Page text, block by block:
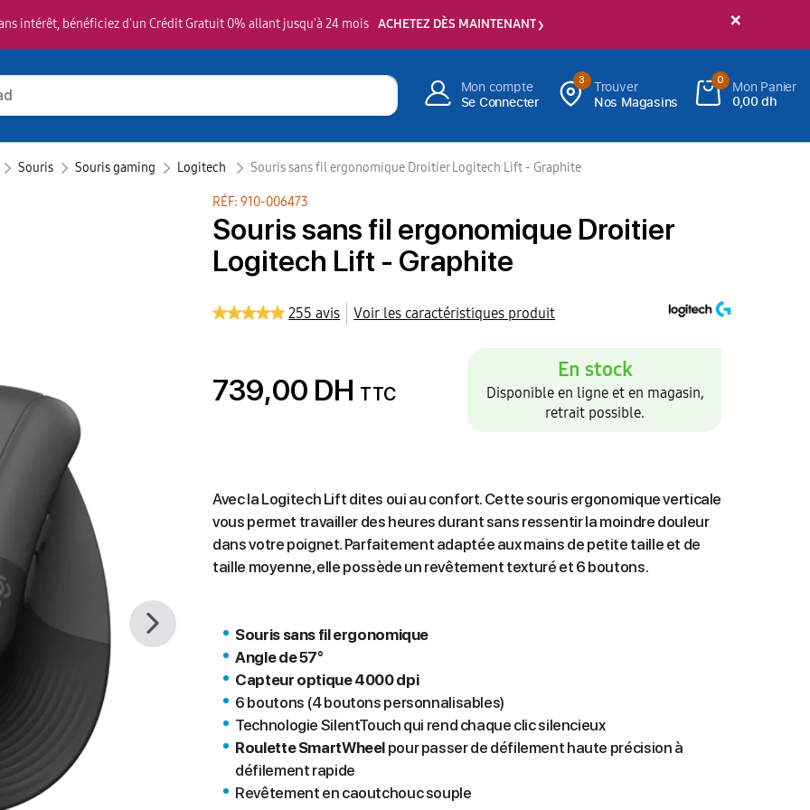
×
intérêt, bénéficiez d'un Crédit Gratuit 0% allant jusqu'à 24 mois ACHETEZ DÈS MAINTENANT
Mon compte
Se Connecter
3
Trouver
Nos Magasins
0
Mon Panier
0,00 dh
Souris Souris gaming Logitech ‎ Souris sans fil ergonomique Droitier Logitech Lift - Graphite
RÉF: 910-006473
Souris sans fil ergonomique Droitier
Logitech Lift - Graphite
255 avis Voir les caractéristiques produit
739,00 DH TTC
En stock
Disponible en ligne et en magasin,
retrait possible.
Avec la Logitech Lift dites oui au confort. Cette souris ergonomique verticale
vous permet travailler des heures durant sans ressentir la moindre douleur
dans votre poignet. Parfaitement adaptée aux mains de petite taille et de
taille moyenne, elle possède un revêtement texturé et 6 boutons.
Souris sans fil ergonomique
Angle de 57°
Capteur optique 4000 dpi
6 boutons (4 boutons personnalisables)
Technologie SilentTouch qui rend chaque clic silencieux
Roulette SmartWheel pour passer de défilement haute précision à
défilement rapide
Revêtement en caoutchouc souple